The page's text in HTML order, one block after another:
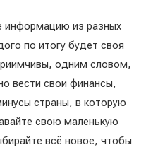
информацию из разных
по итогу будет своя
одним словом,
вести свои финансы,
страны, в которую
свою маленькую
всё новое, чтобы